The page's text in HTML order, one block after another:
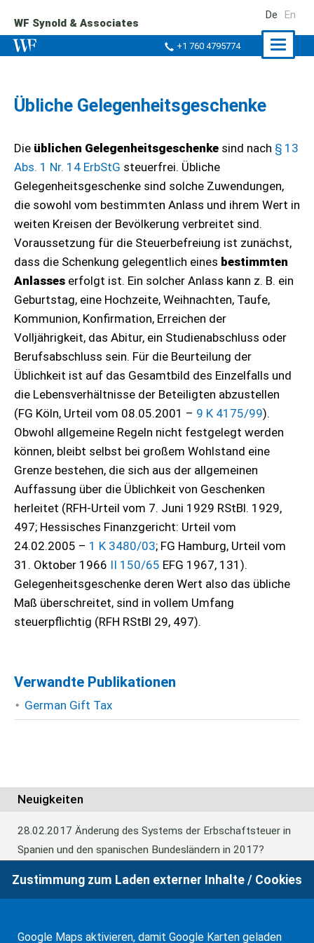
WF Synold & Associates
+1 760 4795774
De En
Übliche Gelegenheitsgeschenke
Die üblichen Gelegenheitsgeschenke sind nach § 13
Abs. 1 Nr. 14 ErbStG steuerfrei. Übliche
Gelegenheitsgeschenke sind solche Zuwendungen,
die sowohl vom bestimmten Anlass und ihrem Wert in
weiten Kreisen der Bevölkerung verbreitet sind.
Voraussetzung für die Steuerbefreiung ist zunächst,
dass die Schenkung gelegentlich eines bestimmten
Anlasses erfolgt ist. Ein solcher Anlass kann z. B. ein
Geburtstag, eine Hochzeite, Weihnachten, Taufe,
Kommunion, Konfirmation, Erreichen der
Volljährigkeit, das Abitur, ein Studienabschluss oder
Berufsabschluss sein. Für die Beurteilung der
Üblichkeit ist auf das Gesamtbild des Einzelfalls und
die Lebensverhältnisse der Beteiligten abzustellen
(FG Köln, Urteil vom 08.05.2001 – 9 K 4175/99).
Obwohl allgemeine Regeln nicht festgelegt werden
können, bleibt selbst bei großem Wohlstand eine
Grenze bestehen, die sich aus der allgemeinen
Auffassung über die Üblichkeit von Geschenken
herleitet (RFH-Urteil vom 7. Juni 1929 RStBl. 1929,
497; Hessisches Finanzgericht: Urteil vom
24.02.2005 – 1 K 3480/03; FG Hamburg, Urteil vom
31. Oktober 1966 II 150/65 EFG 1967, 131).
Gelegenheitsgeschenke deren Wert also das übliche
Maß überschreitet, sind in vollem Umfang
steuerpflichtig (RFH RStBl 29, 497).
Verwandte Publikationen
German Gift Tax
Neuigkeiten
28.02.2017 Änderung des Systems der Erbschaftsteuer in
Spanien und den spanischen Bundesländern in 2017?
24.06.2016Europäisches Güterrecht verabschiedet
Zustimmung zum Laden externer Inhalte / Cookies
Google Maps aktivieren, damit Google Karten geladen